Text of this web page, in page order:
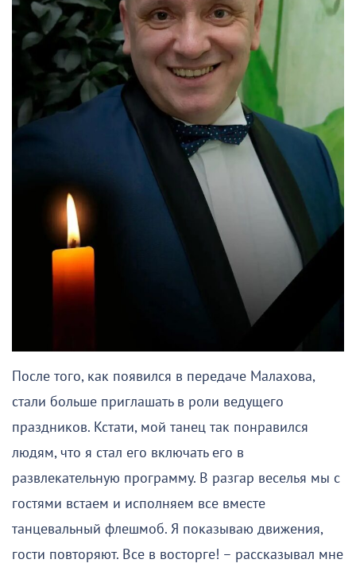
После того, как появился в передаче Малахова,
стали больше приглашать в роли ведущего
праздников. Кстати, мой танец так понравился
людям, что я стал его включать его в
развлекательную программу. В разгар веселья мы с
гостями встаем и исполняем все вместе
танцевальный флешмоб. Я показываю движения,
гости повторяют. Все в восторге! – рассказывал мне